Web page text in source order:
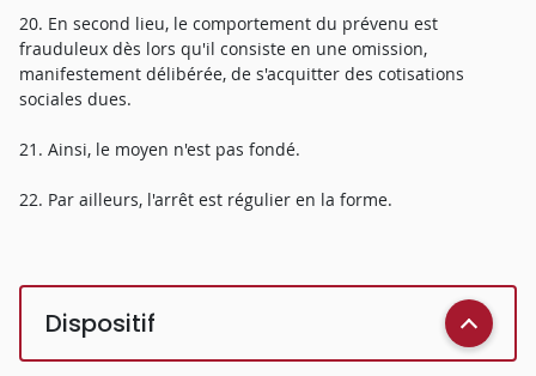
20. En second lieu, le comportement du prévenu est
frauduleux dès lors qu'il consiste en une omission,
manifestement délibérée, de s'acquitter des cotisations
sociales dues.
21. Ainsi, le moyen n'est pas fondé.
22. Par ailleurs, l'arrêt est régulier en la forme.
Dispositif